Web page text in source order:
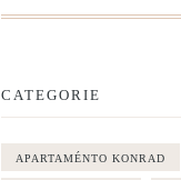
CATEGORIE
APARTAMÉNTO KONRAD